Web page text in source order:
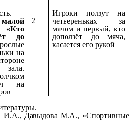
до
на
на
2
Игроки ползут на
четвереньках за
мячом и первый, кто
доползёт до мяча,
касается его рукой
И.А., Давыдова М.А., «Спортивные